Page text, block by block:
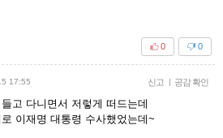
0
0
17:55 신고 | 공감 확인
고 다니면서 저렇게 떠드는데
이재명 대통령 수사했었는데~